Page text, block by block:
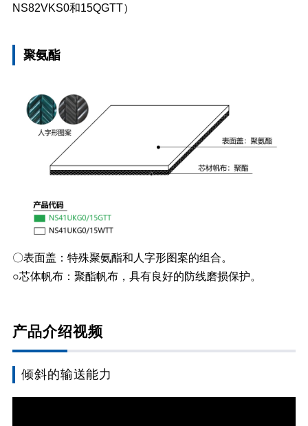
NS82VKS0和15QGTT）
聚氨酯
〇表面盖：特殊聚氨酯和人字形图案的组合。
○芯体帆布：聚酯帆布，具有良好的防线磨损保护。
产品介绍视频
倾斜的输送能力